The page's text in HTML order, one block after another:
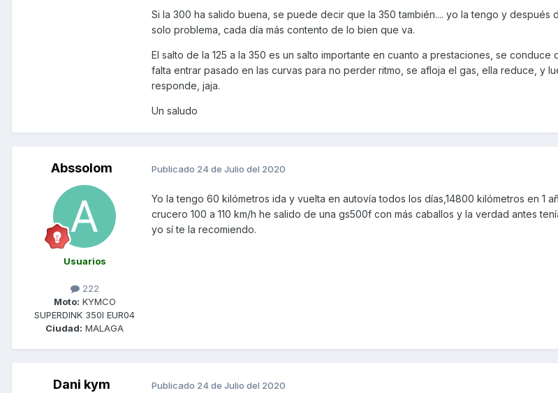
Gracias a todos...
Si la 300 ha salido buena, se puede decir que la 350 también.... yo la tengo y después
solo problema, cada día más contento de lo bien que va.
El salto de la 125 a la 350 es un salto importante en cuanto a prestaciones, se conduce
falta entrar pasado en las curvas para no perder ritmo, se afloja el gas, ella reduce, y
responde, jaja.
Un saludo
Abssolom
Usuarios
222
Moto: KYMCO
SUPERDINK 350I EUR04
Ciudad: MALAGA
Publicado 24 de Julio del 2020
Yo la tengo 60 kilómetros ida y vuelta en autovía todos los días,14800 kilómetros en 1
crucero 100 a 110 km/h he salido de una gs500f con más caballos y la verdad antes
yo sí te la recomiendo.
Dani kym Publicado 24 de Julio del 2020